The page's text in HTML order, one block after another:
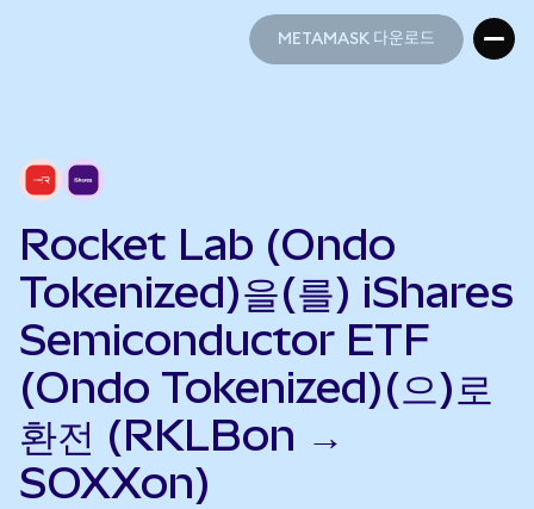
METAMASK 다운로드
Rocket Lab (Ondo
Tokenized)을(를) iShares
Semiconductor ETF
(Ondo Tokenized)(으)로
환전 (RKLBon →
SOXXon)